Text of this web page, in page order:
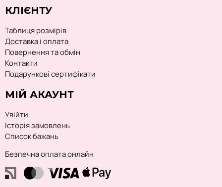
КЛІЄНТУ
Таблиця розмірів
Доставка і оплата
Повернення та обмін
Контакти
Подарункові сертифікати
МІЙ АКАУНТ
Увійти
Історія замовлень
Список бажань
Безпечна оплата онлайн